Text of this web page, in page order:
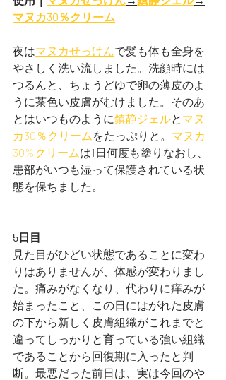
マヌカ30％クリーム
夜はマヌカせっけんで髪も体も全身を
やさしく洗い流しました。洗顔時には
つるんと、ちょうどゆで卵の薄皮のよ
うに茶色い皮膚がむけました。そのあ
とはいつものように鎮静ジェルと マヌ
カ30％クリーム をたっぷりと。 マヌカ
30%クリームは1日何度も塗りなおし、
患部がいつも湿って保護されている状
態を保ちました。
5日目
見た目がひどい状態であることに変わ
りはありませんが、体感が変わりまし
た。痛みがなくなり、代わりに痒みが
始まったこと、この日にはがれた皮膚
の下から新しく皮膚組織がこれまでと
違ってしっかりと育っている強い組織
であることから回復期に入ったと判
断。最悪だった前日は、実は今回のや